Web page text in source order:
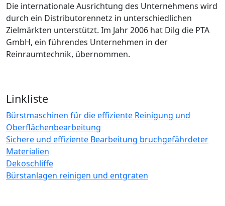
Die internationale Ausrichtung des Unternehmens wird
durch ein Distributorennetz in unterschiedlichen
Zielmärkten unterstützt. Im Jahr 2006 hat Dilg die PTA
GmbH, ein führendes Unternehmen in der
Reinraumtechnik, übernommen.
Linkliste
Bürstmaschinen für die effiziente Reinigung und
Oberflächenbearbeitung
Sichere und effiziente Bearbeitung bruchgefährdeter
Materialien
Dekoschliffe
Bürstanlagen reinigen und entgraten